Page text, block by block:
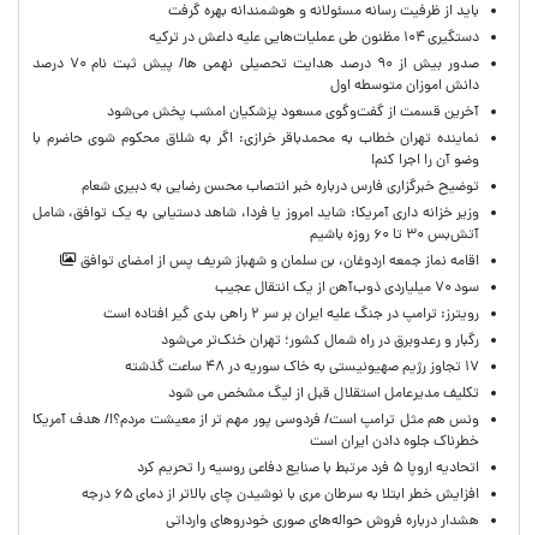
باید از ظرفیت رسانه مسئولانه و هوشمندانه بهره گرفت
دستگیری ۱۰۴ مظنون طی عملیات‌هایی علیه داعش در ترکیه
صدور بیش از ۹۰ درصد هدایت تحصیلی نهمی ها/ پیش ثبت نام ۷۰ درصد
دانش اموزان متوسطه اول
آخرین قسمت از گفت‌وگوی مسعود پزشکیان امشب پخش می‌شود
نماینده تهران خطاب به محمدباقر خرازی: اگر به شلاق محکوم شوی حاضرم با
وضو آن را اجرا کنم!
توضیح خبرگزاری فارس درباره خبر انتصاب محسن رضایی به دبیری شعام
وزیر خزانه داری آمریکا: شاید امروز یا فردا، شاهد دستیابی به یک توافق، شامل
آتش‌بس ۳۰ تا ۶۰ روزه باشیم
اقامه نماز جمعه اردوغان، بن ‌سلمان و شهباز شریف پس از امضای توافق
سود ۷۰ میلیاردی ذوب‌آهن از یک انتقال عجیب
رویترز: ترامپ در جنگ علیه ایران بر سر ۲ راهی بدی گیر افتاده است
رگبار و رعدوبرق در راه شمال کشور؛ تهران خنک‌تر می‌شود
۱۷ تجاوز رژیم صهیونیستی به خاک سوریه در ۴۸ ساعت گذشته
تکلیف مدیرعامل استقلال قبل از لیگ مشخص می شود
ونس هم مثل ترامپ است/ فردوسی پور مهم تر از معیشت مردم؟!/ هدف آمریکا
خطرناک جلوه دادن ایران است
اتحادیه اروپا ۵ فرد مرتبط با صنایع دفاعی روسیه را تحریم کرد
افزایش خطر ابتلا به سرطان مری با نوشیدن چای بالاتر از دمای ۶۵ درجه
هشدار درباره فروش حواله‌های صوری خودروهای وارداتی